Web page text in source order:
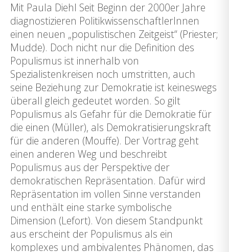
Mit Paula Diehl Seit Beginn der 2000er Jahre
diagnostizieren PolitikwissenschaftlerInnen
einen neuen „populistischen Zeitgeist“ (Priester;
Mudde). Doch nicht nur die Definition des
Populismus ist innerhalb von
Spezialistenkreisen noch umstritten, auch
seine Beziehung zur Demokratie ist keineswegs
überall gleich gedeutet worden. So gilt
Populismus als Gefahr für die Demokratie für
die einen (Müller), als Demokratisierungskraft
für die anderen (Mouffe). Der Vortrag geht
einen anderen Weg und beschreibt
Populismus aus der Perspektive der
demokratischen Repräsentation. Dafür wird
Repräsentation im vollen Sinne verstanden
und enthält eine starke symbolische
Dimension (Lefort). Von diesem Standpunkt
aus erscheint der Populismus als ein
komplexes und ambivalentes Phänomen, das